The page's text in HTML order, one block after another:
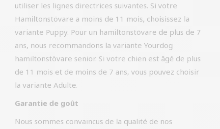
utiliser les lignes directrices suivantes. Si votre
Hamiltonstövare a moins de 11 mois, choisissez la
variante Puppy. Pour un hamiltonstövare de plus de 7
ans, nous recommandons la variante Yourdog
hamiltonstövare senior. Si votre chien est âgé de plus
de 11 mois et de moins de 7 ans, vous pouvez choisir
la variante Adulte.
Garantie de goût
Nous sommes convaincus de la qualité de nos